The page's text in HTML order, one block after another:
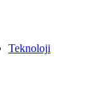
Teknoloji